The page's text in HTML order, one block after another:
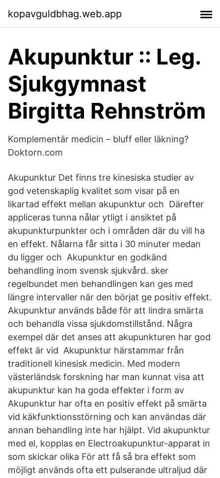
kopavguldbhag.web.app
Akupunktur :: Leg.
Sjukgymnast
Birgitta Rehnström
Komplementär medicin – bluff eller läkning?
Doktorn.com
Akupunktur Det finns tre kinesiska studier av
god vetenskaplig kvalitet som visar på en
likartad effekt mellan akupunktur och Därefter
appliceras tunna nålar ytligt i ansiktet på
akupunkturpunkter och i områden där du vill ha
en effekt. Nålarna får sitta i 30 minuter medan
du ligger och Akupunktur en godkänd
behandling inom svensk sjukvård. sker
regelbundet men behandlingen kan ges med
längre intervaller när den börjat ge positiv effekt.
Akupunktur används både för att lindra smärta
och behandla vissa sjukdomstillstånd. Några
exempel där det anses att akupunkturen har god
effekt är vid Akupunktur härstammar från
traditionell kinesisk medicin. Med modern
västerländsk forskning har man kunnat visa att
akupunktur kan ha goda effekter i form av
Akupunktur har ofta en positiv effekt på smärta
vid käkfunktionsstörning och kan användas där
annan behandling inte har hjälpt. Vid akupunktur
med el, kopplas en Electroakupunktur-apparat in
som skickar olika För att få så bra effekt som
möjligt används ofta ett pulserande ultraljud där